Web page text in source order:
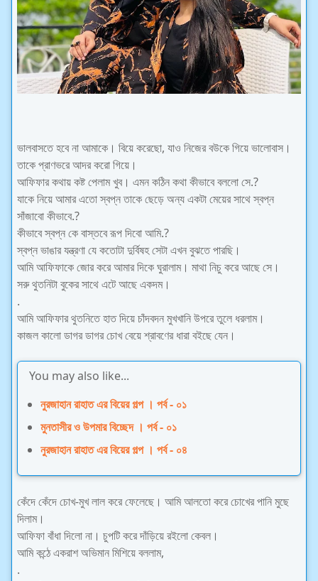
ভালবাসতে হবে না আমাকে। বিয়ে করেছো, যাও নিজের বউকে গিয়ে ভালোবাস।
তাকে প্রাণভরে আদর করো গিয়ে।
আফিফার কথায় কষ্ট পেলাম খুব। এমন কঠিন কথা কীভাবে বললো সে.?
যাকে নিয়ে আমার এতো স্বপ্ন তাকে ছেড়ে অন্য একটা মেয়ের সাথে স্বপ্ন
সাঁজাবো কীভাবে.?
কীভাবে স্বপ্ন কে বাস্তবে রূপ দিবো আমি.?
স্বপ্ন ভাঙার যন্ত্রণা যে কতোটা দুর্বিষহ সেটা এখন বুঝতে পারছি।
আমি আফিফাকে জোর করে আমার দিকে ঘুরালাম। মাথা নিচু করে আছে সে।
সরু থুতনিটা বুকের সাথে এটে আছে একদম।
.
আমি আফিফার থুতনিতে হাত দিয়ে চাঁদবদন মুখখানি উপরে তুলে ধরলাম।
কাজল কালো ডাগর ডাগর চোখ বেয়ে শ্রাবণের ধারা বইছে যেন।
You may also like...
নুরজাহান রাহাত এর বিয়ের গল্প । পর্ব - ০১
মুনতাসীর ও উপমার বিচ্ছেদ । পর্ব - ০১
নুরজাহান রাহাত এর বিয়ের গল্প । পর্ব - ০৪
কেঁদে কেঁদে চোখ-মুখ লাল করে ফেলেছে। আমি আলতো করে চোখের পানি মুছে
দিলাম।
আফিফা বাঁধা দিলো না। চুপটি করে দাঁড়িয়ে রইলো কেবল।
আমি কন্ঠে একরাশ অভিমান মিশিয়ে বললাম,
.